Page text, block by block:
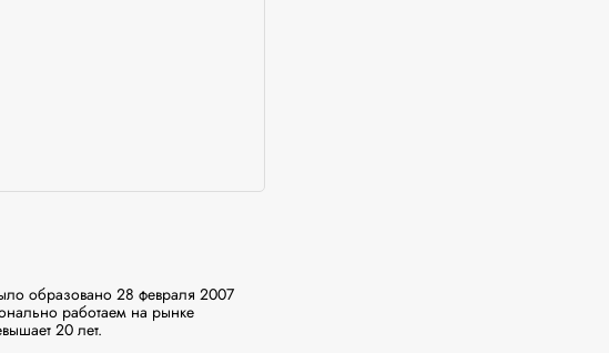
образовано 28 февраля 2007
работаем на рынке
20 лет.